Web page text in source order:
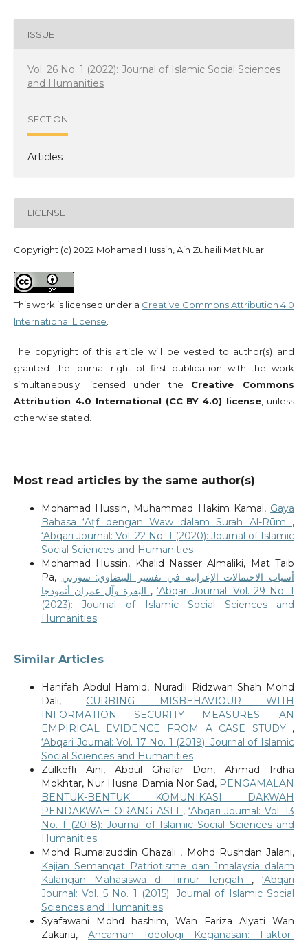
ISSUE
Vol. 26 No. 1 (2022): Journal of Islamic Social Sciences
and Humanities
SECTION
Articles
LICENSE
Copyright (c) 2022 Mohamad Hussin, Ain Zuhaili Mat Nuar
This work is licensed under a Creative Commons Attribution 4.0
International License
The copyright of this article will be vested to author(s) and
granted the journal right of first publication with the work
simultaneously licensed under the Creative Commons
Attribution 4.0 International (CC BY 4.0) license , unless
otherwise stated.
Most read articles by the same author(s)
Mohamad Hussin, Muhammad Hakim Kamal, Gaya
Bahasa ‘Aṭf dengan Waw dalam Surah Al-Rūm ,
‘Abqari Journal: Vol. 22 No. 1 (2020): Journal of Islamic
Social Sciences and Humanities
Mohamad Hussin, Khalid Nasser Almaliki, Mat Taib
Pa, أسباب الاحتمالات الإعرابية في تفسير البيضاوي: سورتي
, ‘Abqari Journal: Vol. 29 No. 1
(2023): Journal of Islamic Social Sciences and
Humanities
Similar Articles
Hanifah Abdul Hamid, Nuradli Ridzwan Shah Mohd
Dali, CURBING MISBEHAVIOUR WITH
INFORMATION SECURITY MEASURES: AN
EMPIRICAL EVIDENCE FROM A CASE STUDY ,
‘Abqari Journal: Vol. 17 No. 1 (2019): Journal of Islamic
Social Sciences and Humanities
Zulkefli Aini, Abdul Ghafar Don, Ahmad Irdha
Mokhtar, Nur Husna Damia Nor Sad, PENGAMALAN
BENTUK-BENTUK KOMUNIKASI DAKWAH
PENDAKWAH ORANG ASLI ,‘Abqari Journal: Vol. 13
No. 1 (2018): Journal of Islamic Social Sciences and
Humanities
Mohd Rumaizuddin Ghazali , Mohd Rushdan Jalani,
Kajian Semangat Patriotisme dan 1malaysia dalam
Kalangan Mahasiswa di Timur Tengah ,‘Abqari
Journal: Vol. 5 No. 1 (2015): Journal of Islamic Social
Sciences and Humanities
Syafawani Mohd hashim, Wan Fariza Alyati Wan
Zakaria, Ancaman Ideologi Keganasan: Faktor-